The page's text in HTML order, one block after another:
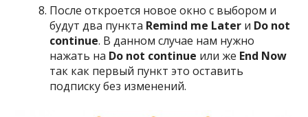
После откроется новое окно с выбором и
будут два пункта Remind me Later и Do not
continue. В данном случае нам нужно
нажать на Do not continue или же End Now
так как первый пункт это оставить
подписку без изменений.